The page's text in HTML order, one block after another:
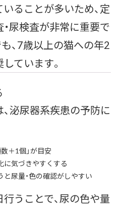
ることが多いため、定
尿検査が非常に重要で
、7歳以上の猫への年2
ています。
泌尿器系疾患の予防に
＋1個」が目安
に気づきやすくする
尿量・色の確認がしやすい
うことで、尿の色や量